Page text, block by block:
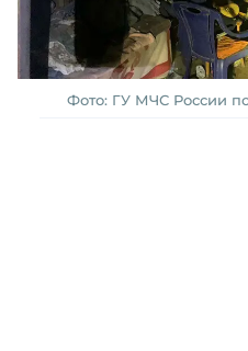
Фото: ГУ МЧС России